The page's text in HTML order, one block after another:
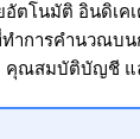
อัตโนมัติ อินดิเค
ำการคำนวณบน
คุณสมบัติบัญชี แ